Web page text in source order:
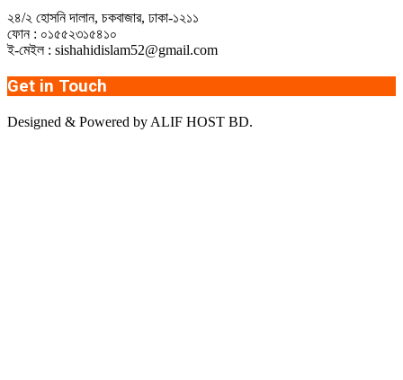
২৪/২ হোসনি দালান, চকবাজার, ঢাকা-১২১১
ফোন : ০১৫৫২৩১৫৪১০
ই-মেইল : sishahidislam52@gmail.com
Get in Touch
Designed & Powered by ALIF HOST BD.